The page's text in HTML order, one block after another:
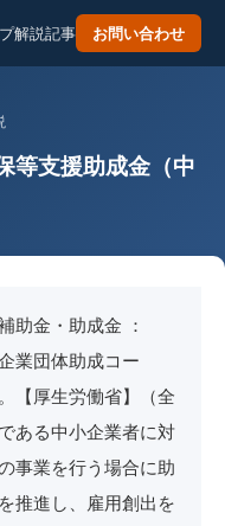
解説記事 お問い合わせ
等支援助成金（中
助金・助成金 ：
業団体助成コー
【厚生労働省】（全
ある中小企業者に対
事業を行う場合に助
推進し、雇用創出を